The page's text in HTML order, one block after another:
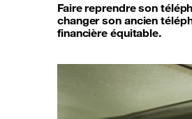
Faire reprendre son
changer son ancien
financière équitable.